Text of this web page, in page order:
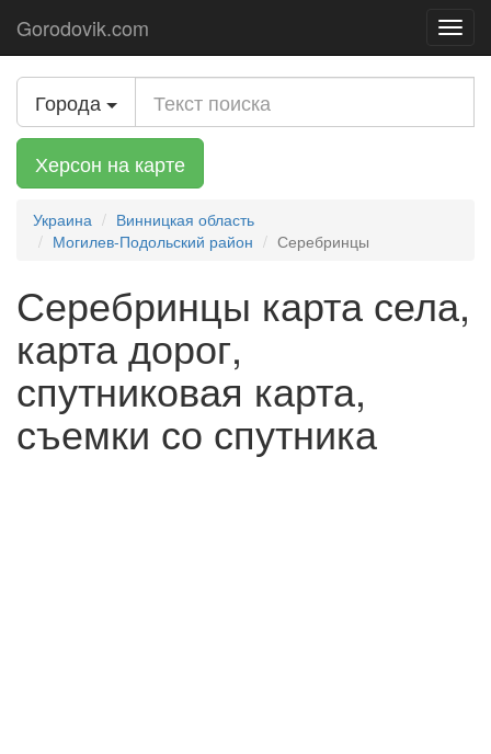
Gorodovik.com
Города
Херсон на карте
Украина
Винницкая область
Могилев-Подольский район
Серебринцы
Серебринцы карта села,
карта дорог,
спутниковая карта,
съемки со спутника